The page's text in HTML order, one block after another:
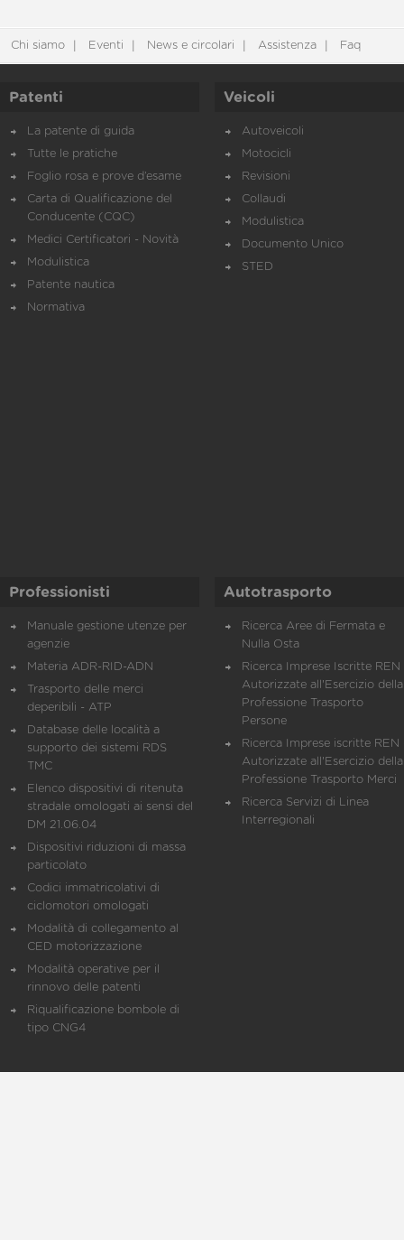
Chi siamo Eventi News e circolari Assistenza Faq
Patenti
La patente di guida
Tutte le pratiche
Foglio rosa e prove d’esame
Carta di Qualificazione del
Conducente (CQC)
Medici Certificatori - Novità
Modulistica
Patente nautica
Normativa
Veicoli
Autoveicoli
Motocicli
Revisioni
Collaudi
Modulistica
Documento Unico
STED
Professionisti
Manuale gestione utenze per
agenzie
Materia ADR-RID-ADN
Trasporto delle merci
deperibili - ATP
Database delle località a
supporto dei sistemi RDS
TMC
Elenco dispositivi di ritenuta
stradale omologati ai sensi del
DM 21.06.04
Dispositivi riduzioni di massa
particolato
Codici immatricolativi di
ciclomotori omologati
Modalità di collegamento al
CED motorizzazione
Modalità operative per il
rinnovo delle patenti
Riqualificazione bombole di
tipo CNG4
Autotrasporto
Ricerca Aree di Fermata e
Nulla Osta
Ricerca Imprese Iscritte REN
Autorizzate all'Esercizio della
Professione Trasporto
Persone
Ricerca Imprese iscritte REN
Autorizzate all'Esercizio della
Professione Trasporto Merci
Ricerca Servizi di Linea
Interregionali